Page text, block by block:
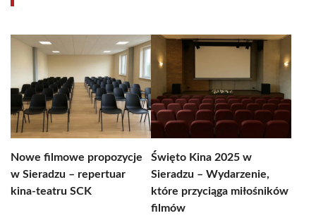
Nowe filmowe propozycje
w Sieradzu – repertuar
kina-teatru SCK
Święto Kina 2025 w
Sieradzu – Wydarzenie,
które przyciąga miłośników
filmów